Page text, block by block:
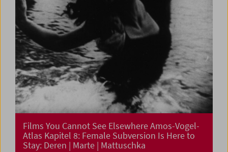
Films You Cannot See Elsewhere Amos-Vogel-
Atlas Kapitel 8: Female Subversion Is Here to
Stay: Deren | Marte | Mattuschka